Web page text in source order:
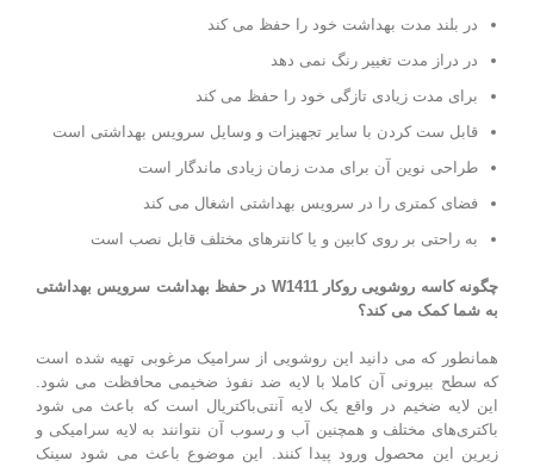
در بلند مدت بهداشت خود را حفظ می کند
در دراز مدت تغییر رنگ نمی دهد
برای مدت زیادی تازگی خود را حفظ می کند
قابل ست کردن با سایر تجهیزات و وسایل سرویس بهداشتی است
طراحی نوین آن برای مدت زمان زیادی ماندگار است
فضای کمتری را در سرویس بهداشتی اشغال می کند
به راحتی بر روی کابین و یا کانترهای مختلف قابل نصب است
چگونه کاسه روشویی روکار W1411
در حفظ بهداشت سرویس بهداشتی
به شما کمک می کند؟
همانطور که می دانید این روشویی از سرامیک مرغوبی تهیه شده است
که سطح بیرونی آن کاملا با لایه ضد نفوذ ضخیمی محافظت می شود.
این لایه ضخیم در واقع یک لایه آنتی‌باکتریال است که باعث می شود
باکتری‌های مختلف و همچنین آب و رسوب آن نتوانند به لایه سرامیکی و
زیرین این محصول ورود پیدا کنند. این موضوع باعث می شود سینک